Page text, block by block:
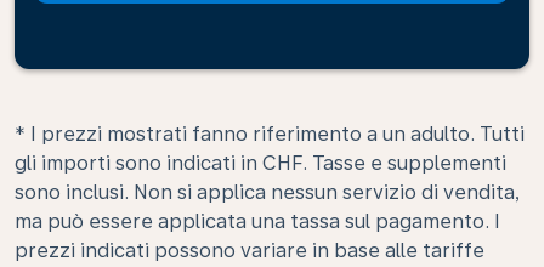
* I prezzi mostrati fanno riferimento a un adulto. Tutti
gli importi sono indicati in CHF. Tasse e supplementi
sono inclusi. Non si applica nessun servizio di vendita,
ma può essere applicata una tassa sul pagamento. I
prezzi indicati possono variare in base alle tariffe